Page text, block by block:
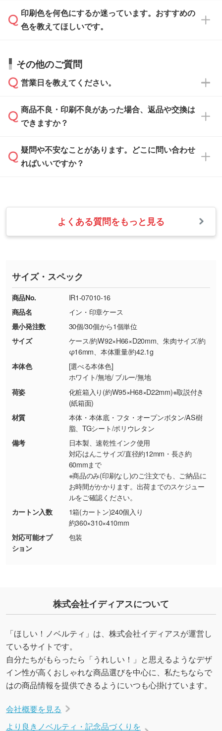
方」をご確認ください。
ムへ添付いただくか、担当スタッフ宛にメール
でお送りください。
い合わせください。
なお、印刷用データの作り方に関する詳細は、
データ作成でお困りの際には、担当スタッフが
サポートいたしますのでお気軽にご相談くださ
から添付してお送りください。
・解像度の低いデータをトレース/調整してほ
しい
解像度の低い画像や、手書きのイラスト、写真
などを、印刷に適したベクターデータに変換し
・フルカラーデータを1色に変換してほしい
・1色印刷でグラデーションや濃淡を表現した
い
す。→詳しく見る
・コーポレートカラーを使って印刷したい／印
刷色にこだわりがある
DIC・PANTONEなどのカラーチップの指定や、
現物支給による色指定も承っております。→詳
・背景がある画像からキャラクター部分だけを
使いたいです
シンプルな背景のデータや、使いたいキャラク
ター部分の輪郭がはっきりしているデータは切
り抜き処理が可能です。→詳しく見る
・持っているデータの背景が足りない／塗り足
しの作り方が分からない
印刷したいデータが印刷範囲よりも小さい場
合、シンプルな色・柄の背景であれば拡張が可
詳しく見る
・デザインにQRコードを入れたい／QRコード
を生成してほしい
URLをご指定いただければ、QRコードを生成
印刷色を何色にするか迷っています。おすすめの
色を教えてほしいです。
お見積・ご注文・
相談いただきますと、担当スタッフがお客様の
ご希望や商品の本体色を確認し、印刷色をご提
本体色がブラック、ネイビーなど濃色の場合は
白色か淡い色の印刷色をおすすめしておりま
す。
本体色がナチュラルなど淡色の場合、印刷をく
っきりと目立たせたいときは濃い印刷色が、柔
らかい雰囲気にしたいときは淡い印刷色が映え
また、お選びいただいた印刷色が本体色に合わ
ない場合や仕上がりに影響しそうな場合は、ス
タッフから別の色をご案内することもございま
その他のご質問
営業日を教えてください。
営業日は平日の10:00～18:00で、土日祝日はお
休みとなります。注文・見積・お問い合わせ
速やかに対応いたします。
商品不良・印刷不良があった場合、返品や交換は
できますか？
お手数をお掛けいたしますが、至急担当スタッ
フまでご連絡ください。商品の状況を確認し、
・お届け時に商品が損傷・故障している場合
・ご注文と異なる商品が届いた場合
・印刷不良があった場合
※詳しくは「商品の良品基準について
ください。
【返品・交換ができない場合】
・お客様の元で商品を加工された場合、または
商品が破損した場合
・商品到着後7日以上経過している場合
・お客様のご都合による返品・交換依頼(商
品・色・数量などの注文間違い等)
疑問や不安なことがあります。どこに問い合わせ
ればいいですか？
業日以内に担当スタッフよりメールにてご連絡
いたします。
お急ぎの場合はお電話でのご質問も受け付けて
TEL：0422-29-9911 営業時間10:00～
18:00(土日祝日除く)
お問い合わせフォームはこちら
よくある質問をもっと見る
サイズ・スペック
商品No.
IR1-07010-16
商品名
イン・印章ケース
最小発注数
30個/30個から1個単位
サイズ
ケース/約W92×H66×D20mm、朱肉サイズ/約
φ16mm、本体重量/約42.1g
本体色
[選べる本体色]
ホワイト/無地/ ブルー/無地
荷姿
化粧箱入り(約W95×H68×D22mm)※取説付き
(紙箱面)
材質
本体・本体底・フタ・オープンボタン/AS樹
脂、TGシート/ポリウレタン
備考
日本製、速乾性インク使用
対応はんこサイズ/直径約12mm・長さ約
60mmまで
※商品のみ(印刷なし)のご注文でも、ご納品に
お時間がかかります。出荷までのスケジュー
ルをご確認ください。
カートン入数
1箱(カートン)240個入り
約360×310×410mm
対応可能オプ
ション
包装
株式会社イディアスについて
「ほしい！ノベルティ」は、株式会社イディアスが運営し
ているサイトです。
自分たちがもらったら「うれしい！」と思えるようなデザ
イン性が高くおしゃれな商品選びを中心に、私たちならで
はの商品情報を提供できるようにいつも心掛けています。
会社概要を見る
より良きノベルティ・記念品づくりを